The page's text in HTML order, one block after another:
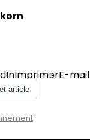
ImprimerE-mail
article